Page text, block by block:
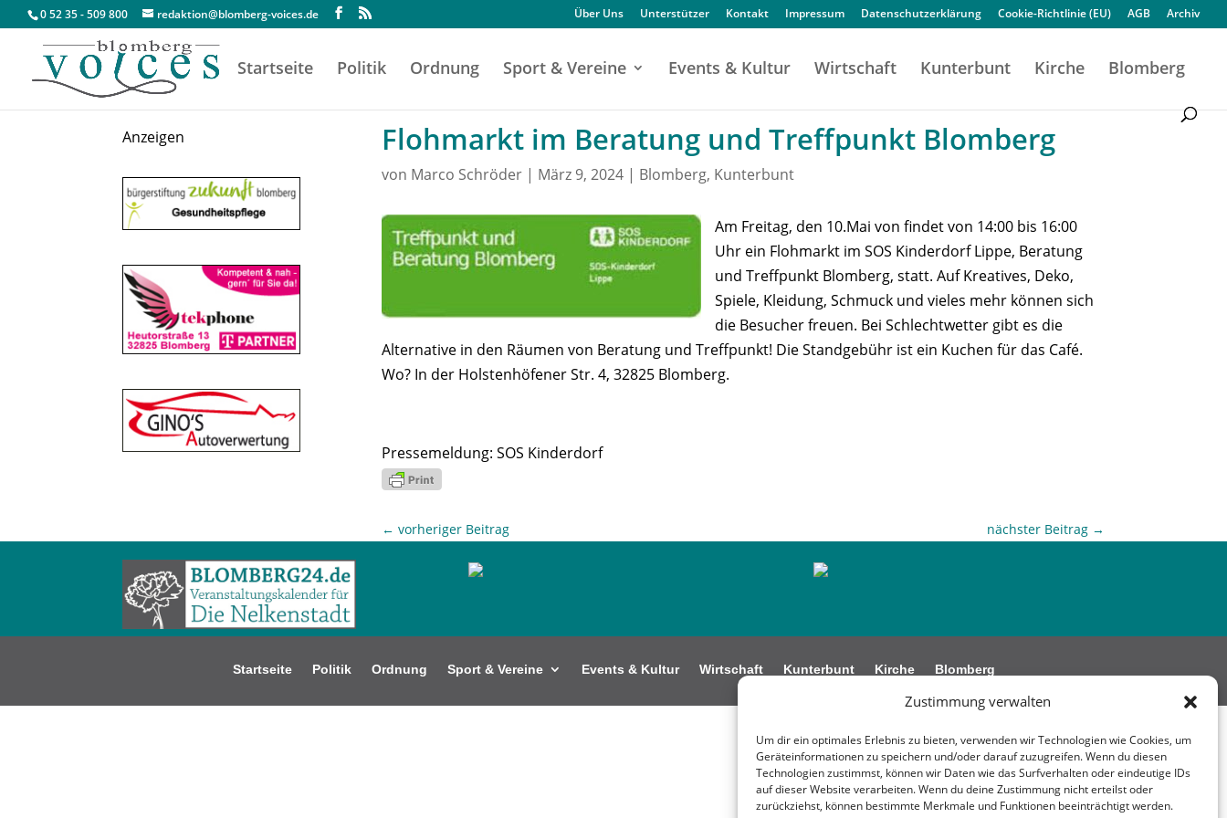
Zustimmung verwalten
Um dir ein optimales Erlebnis zu bieten, verwenden wir Technologien wie Cookies, um
Geräteinformationen zu speichern und/oder darauf zuzugreifen. Wenn du diesen
Technologien zustimmst, können wir Daten wie das Surfverhalten oder eindeutige IDs
auf dieser Website verarbeiten. Wenn du deine Zustimmung nicht erteilst oder
zurückziehst, können bestimmte Merkmale und Funktionen beeinträchtigt werden.
0 52 35 - 509 800 redaktion@blomberg-voices.de Über Uns Unterstützer Kontakt Impressum Datenschutzerklärung Cookie-Richtlinie (EU) AGB Archiv
Startseite Politik Ordnung Sport & Vereine Events & Kultur Wirtschaft Kunterbunt Kirche Blomberg
Anzeigen Flohmarkt im Beratung und Treffpunkt Blomberg
von Marco Schröder| März 9, 2024| Blomberg, Kunterbunt
Am Freitag, den 10.Mai von findet von 14:00 bis 16:00
Uhr ein Flohmarkt im SOS Kinderdorf Lippe, Beratung
und Treffpunkt Blomberg, statt. Auf Kreatives, Deko,
Spiele, Kleidung, Schmuck und vieles mehr können sich
die Besucher freuen. Bei Schlechtwetter gibt es die
Alternative in den Räumen von Beratung und Treffpunkt! Die Standgebühr ist ein Kuchen für das Café.
Wo? In der Holstenhöfener Str. 4, 32825 Blomberg.
Pressemeldung: SOS Kinderdorf
← vorheriger Beitrag nächster Beitrag→
Startseite Politik Ordnung Sport & Vereine Events & Kultur Wirtschaft Kunterbunt Kirche Blomberg